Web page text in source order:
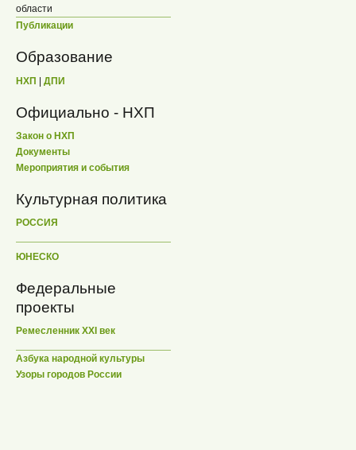
области
Публикации
Образование
НХП | ДПИ
Официально - НХП
Закон о НХП
Документы
Мероприятия и события
Культурная политика
РОССИЯ
ЮНЕСКО
Федеральные
проекты
Ремесленник XXI век
Азбука народной культуры
Узоры городов России